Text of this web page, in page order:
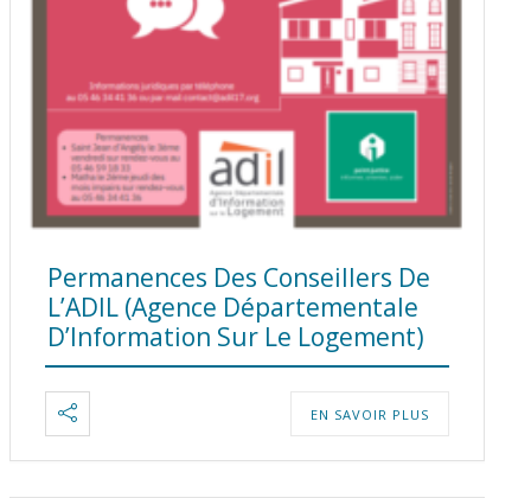
Permanences Des Conseillers De
L’ADIL (Agence Départementale
D’Information Sur Le Logement)
EN SAVOIR PLUS